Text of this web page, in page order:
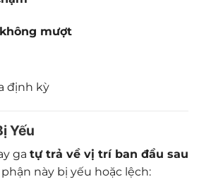
không mượt
định kỳ
Yếu
ga tự trả về vị trí ban đầu sau
phận này bị yếu hoặc lệch: